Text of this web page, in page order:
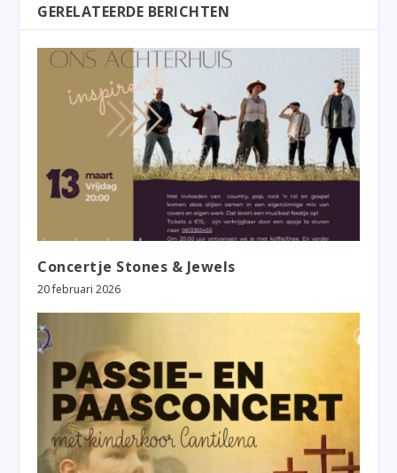
GERELATEERDE BERICHTEN
Concertje Stones & Jewels
20 februari 2026